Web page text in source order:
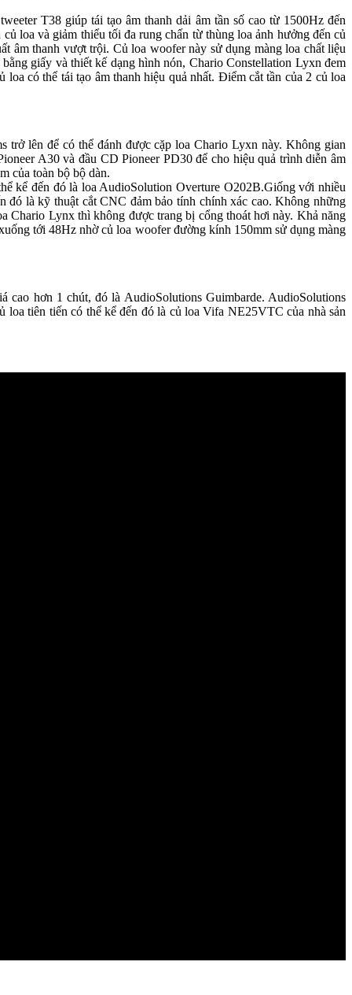
T38 giúp tái tạo âm thanh dải âm tần số cao từ 1500Hz đến
loa và giảm thiểu tối đa rung chấn từ thùng loa ảnh hưởng đến củ
âm thanh vượt trội. Củ loa woofer này sử dụng màng loa chất liệu
giấy và thiết kế dạng hình nón, Chario Constellation Lyxn đem
có thể tái tạo âm thanh hiệu quả nhất. Điểm cắt tần của 2 củ loa
trở lên để có thể đánh được cặp loa Chario Lyxn này. Không gian
A30 và đầu CD Pioneer PD30 để cho hiệu quả trình diễn âm
của toàn bộ bộ dàn.
kể đến đó là loa AudioSolution Overture O202B.Giống với nhiều
đó là kỹ thuật cắt CNC đảm bảo tính chính xác cao. Không những
Chario Lynx thì không được trang bị cổng thoát hơi này. Khả năng
tới 48Hz nhờ củ loa woofer đường kính 150mm sử dụng màng
cao hơn 1 chút, đó là AudioSolutions Guimbarde. AudioSolutions
tiên tiến có thể kể đến đó là củ loa Vifa NE25VTC của nhà sản